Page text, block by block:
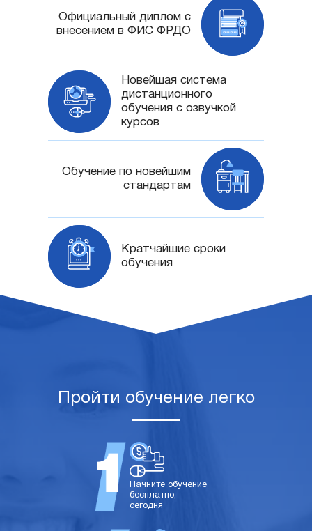
Официальный диплом с
внесением в ФИС ФРДО
Новейшая система
дистанционного
обучения с озвучкой
курсов
Обучение по новейшим
стандартам
Кратчайшие сроки
обучения
Пройти обучение легко
Начните обучение
бесплатно,
сегодня